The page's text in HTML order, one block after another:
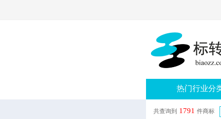
热门行业分
共查询到 1791 件商标